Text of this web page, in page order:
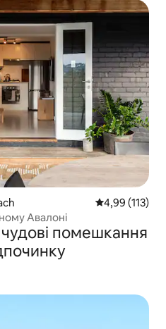
Середня
4,99 (113)
Авалоні
помешкання